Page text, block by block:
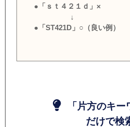
●「ｓｔ４２１ｄ」×
↓
●「ST421D」○（良い例）
「片方のキー
だけで検